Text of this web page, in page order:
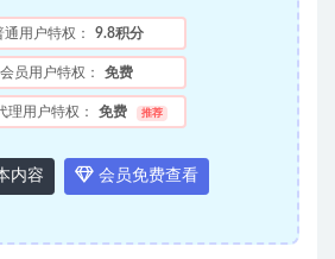
通用户特权： 9.8积分
会员用户特权： 免费
理用户特权： 免费 推荐
内容 会员免费查看